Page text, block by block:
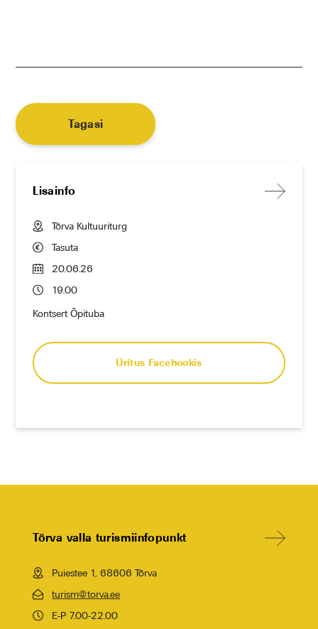
Lisainfo
Tõrva Kultuuriturg
Tasuta
20.06.26
19.00
Kontsert Õpituba
Üritus Facebookis
Tagasi
Tõrva valla turismiinfopunkt
Puiestee 1, 68606 Tõrva
turism@torva.ee
E-P 7.00-22.00